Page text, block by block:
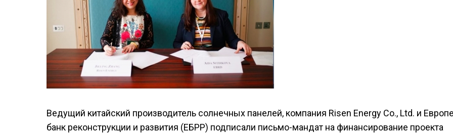
Ведущий китайский производитель солнечных панелей, компания Risen Energy Co., Ltd. и
банк реконструкции и развития (ЕБРР) подписали письмо-мандат на финансирование проекта